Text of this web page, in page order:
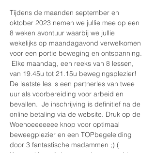
Tijdens de maanden september en
oktober 2023 nemen we jullie mee op een
8 weken avontuur waarbij we jullie
wekelijks op maandagavond verwelkomen
voor een portie beweging en ontspanning.
Elke maandag, een reeks van 8 lessen,
van 19.45u tot 21.15u bewegingsplezier!
De laatste les is een partnerles van twee
uur als voorbereiding voor arbeid en
bevallen.  Je inschrijving is definitief na de
online betaling via de website. Druk op de
Woehoeeeeeee knop voor optimaal
beweegplezier en een TOPbegeleiding
door 3 fantastische madammen ;) (